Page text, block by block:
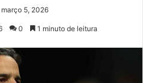
março 5, 2026
0 1 minuto de leitura